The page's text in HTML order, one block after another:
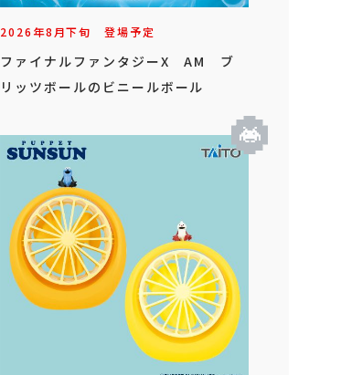
2026年8月下旬 登場予定
ファイナルファンタジーX AM ブ
リッツボールのビニールボール